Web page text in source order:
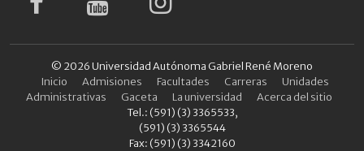
© 2026 Universidad Autónoma Gabriel René Moreno
Inicio
Admisiones Facultades Carreras
Unidades
Administrativas
Gaceta La universidad
Acerca del sitio
Tel.: (591) (3) 3365533,
(591) (3) 3365544
Fax: (591) (3) 3342160